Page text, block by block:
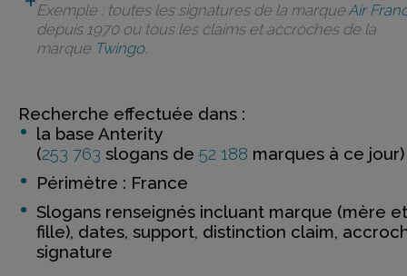
Exemple : toutes les signatures de la marqueAir
depuis 1970 ou tous les claims et accroches de la
marque Twingo.
Recherche effectuée dans :
la base Anterity
(253 763 slogans de 52 188 marques à ce jour)
Périmètre : France
Slogans renseignés incluant marque (mère et
fille), dates, support, distinction claim,
signature